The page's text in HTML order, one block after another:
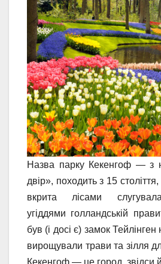
Назва парку Кекенгоф — з
двір», походить з 15
вкрита лісами
угіддями голландській
був (і досі є) замок Тейлінген
вирощували трави та зілля